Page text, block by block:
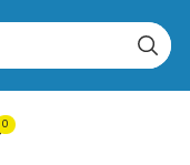
0